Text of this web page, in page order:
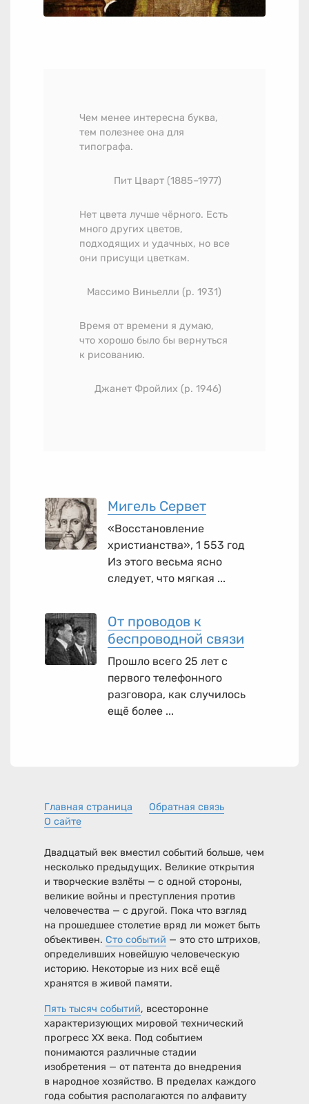
Чем менее интересна буква,
тем полезнее она для
типографа.
Пит Цварт (1885–1977)
Нет цвета лучше чёрного. Есть
много других цветов,
подходящих и удачных, но все
они присущи цветкам.
Массимо Виньелли (р. 1931)
Время от времени я думаю,
что хорошо было бы вернуться
к рисованию.
Джанет Фройлих (р. 1946)
Мигель Сервет
«Восстановление
христианства», 1 553 год
Из этого весьма ясно
следует, что мягкая ...
От проводов к
беспроводной связи
Прошло всего 25 лет с
первого телефонного
разговора, как случилось
ещё более ...
Главная страница
Обратная связь
О сайте
Двадцатый век вместил событий больше, чем
несколько предыдущих. Великие открытия
и творческие взлёты — с одной стороны,
великие войны и преступления против
человечества — с другой. Пока что взгляд
на прошедшее столетие вряд ли может быть
объективен. Сто событий — это сто штрихов,
определивших новейшую человеческую
историю. Некоторые из них всё ещё
хранятся в живой памяти.
Пять тысяч событий, всесторонне
характеризующих мировой технический
прогресс XX века. Под событием
понимаются различные стадии
изобретения — от патента до внедрения
в народное хозяйство. В пределах каждого
года события располагаются по алфавиту